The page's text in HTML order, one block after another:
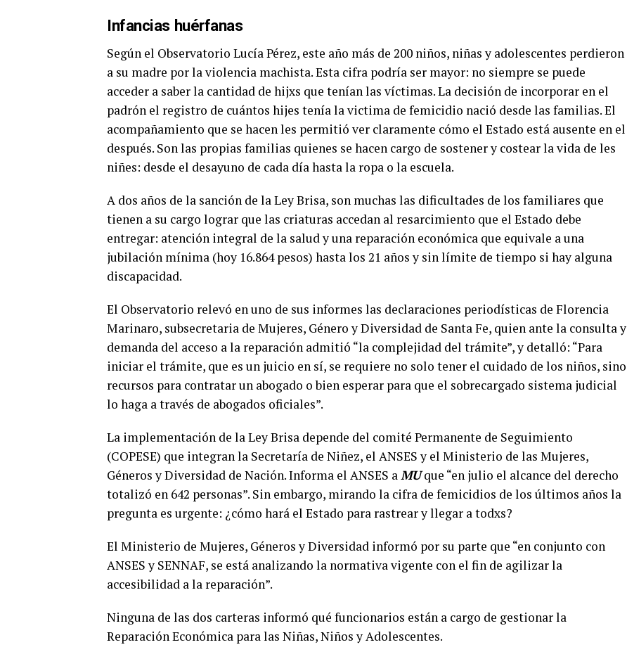
Infancias huérfanas
Según el Observatorio Lucía Pérez, este año más de 200 niños, niñas y adolescentes perdieron
a su madre por la violencia machista. Esta cifra podría ser mayor: no siempre se puede
acceder a saber la cantidad de hijxs que tenían las víctimas. La decisión de incorporar en el
padrón el registro de cuántos hijes tenía la victima de femicidio nació desde las familias. El
acompañamiento que se hacen les permitió ver claramente cómo el Estado está ausente en el
después. Son las propias familias quienes se hacen cargo de sostener y costear la vida de les
niñes: desde el desayuno de cada día hasta la ropa o la escuela.
A dos años de la sanción de la Ley Brisa, son muchas las dificultades de los familiares que
tienen a su cargo lograr que las criaturas accedan al resarcimiento que el Estado debe
entregar: atención integral de la salud y una reparación económica que equivale a una
jubilación mínima (hoy 16.864 pesos) hasta los 21 años y sin límite de tiempo si hay alguna
discapacidad.
El Observatorio relevó en uno de sus informes las declaraciones periodísticas de Florencia
Marinaro, subsecretaria de Mujeres, Género y Diversidad de Santa Fe, quien ante la consulta y
demanda del acceso a la reparación admitió “la complejidad del trámite”, y detalló: “Para
iniciar el trámite, que es un juicio en sí, se requiere no solo tener el cuidado de los niños, sino
recursos para contratar un abogado o bien esperar para que el sobrecargado sistema judicial
lo haga a través de abogados oficiales”.
La implementación de la Ley Brisa depende del comité Permanente de Seguimiento
(COPESE) que integran la Secretaría de Niñez, el ANSES y el Ministerio de las Mujeres,
Géneros y Diversidad de Nación. Informa el ANSES aMUque “en julio el alcance del derecho
totalizó en 642 personas”. Sin embargo, mirando la cifra de femicidios de los últimos años la
pregunta es urgente: ¿cómo hará el Estado para rastrear y llegar a todxs?
El Ministerio de Mujeres, Géneros y Diversidad informó por su parte que “en conjunto con
ANSES y SENNAF, se está analizando la normativa vigente con el fin de agilizar la
accesibilidad a la reparación”.
Ninguna de las dos carteras informó qué funcionarios están a cargo de gestionar la
Reparación Económica para las Niñas, Niños y Adolescentes.